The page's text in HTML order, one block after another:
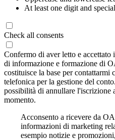
At least one digit and
Check all consents
Confermo di aver letto e accettato i
di informazione e formazione di
costituisce la base per contattarmi
telefonica per la gestione del
possibilità di annullare l'iscrizione
momento.
Acconsento a ricevere da
informazioni di marketing
esempio notizie e